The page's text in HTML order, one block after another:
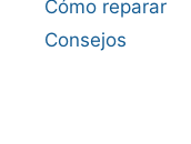
Cómo reparar
Consejos